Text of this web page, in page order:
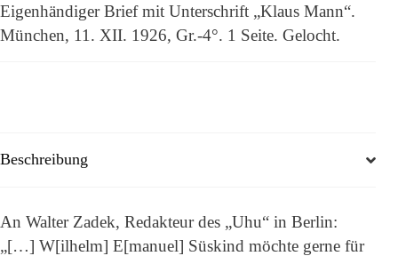
Eigenhändiger Brief mit Unterschrift „Klaus Mann“.
München, 11. XII. 1926, Gr.-4°. 1 Seite. Gelocht.
Beschreibung
An Walter Zadek, Redakteur des „Uhu“ in Berlin:
„[…] W[ilhelm] E[manuel] Süskind möchte gerne für